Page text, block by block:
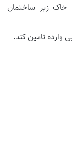
خاک زیر ساختمان
وارده تامین کند.